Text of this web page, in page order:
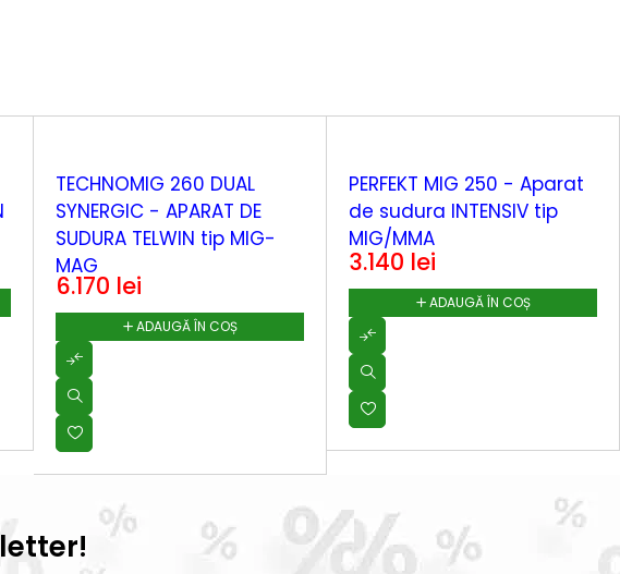
TECHNOMIG 260 DUAL
SYNERGIC - APARAT DE
SUDURA TELWIN tip MIG-
MAG
6.170 lei
ADAUGĂ ÎN COȘ
PERFEKT MIG 250 - Aparat
de sudura INTENSIV tip
MIG/MMA
3.140 lei
ADAUGĂ ÎN COȘ